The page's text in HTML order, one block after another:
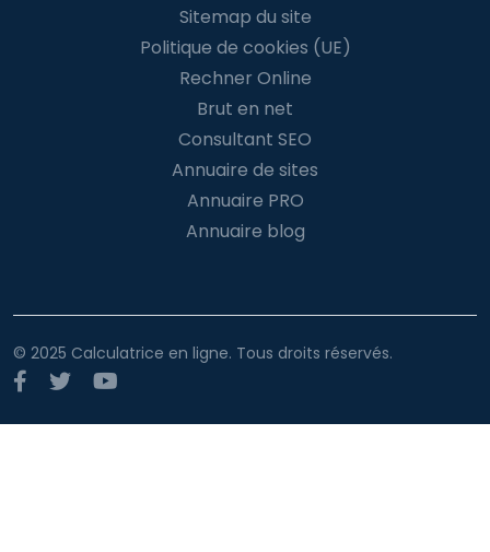
Sitemap du site
Politique de cookies (UE)
Rechner Online
Brut en net
Consultant SEO
Annuaire de sites
Annuaire PRO
Annuaire blog
© 2025 Calculatrice en ligne. Tous droits réservés.